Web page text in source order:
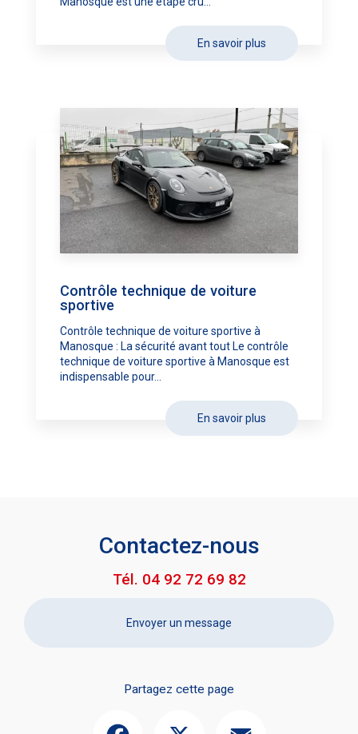
En savoir plus
Contrôle technique de voiture
sportive
Contrôle technique de voiture sportive à
Manosque : La sécurité avant tout Le contrôle
technique de voiture sportive à Manosque est
indispensable pour...
En savoir plus
Contactez-nous
Tél. 04 92 72 69 82
Envoyer un message
Partagez cette page